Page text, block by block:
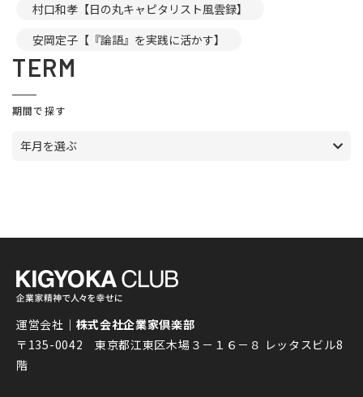
村口和孝【日の丸キャピタリスト風雲録】
安岡定子【『論語』を実践に活かす】
TERM
期間で探す
年月を選ぶ
運営会社｜ 株式会社企業家倶楽部
〒135-0042 東京都江東区木場３－１６－８ レッタスビル8
階